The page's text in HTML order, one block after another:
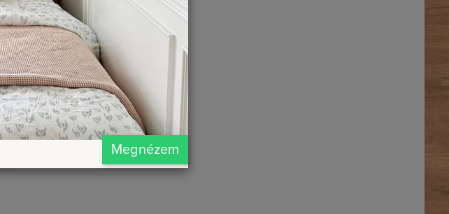
Megnézem
Fehér
Natúr
Választható méretek
80x180 cm (184x188x87 cm) (+0 Ft.)
80x190 cm (184x198x87 cm) (+0 Ft.)
80x200 cm (184x208x87 cm) (+2500 Ft.)
90x180 cm (184x188x97 cm) (+5100 Ft.)
90x190 cm (184x198x97 cm) (+5100 Ft.)